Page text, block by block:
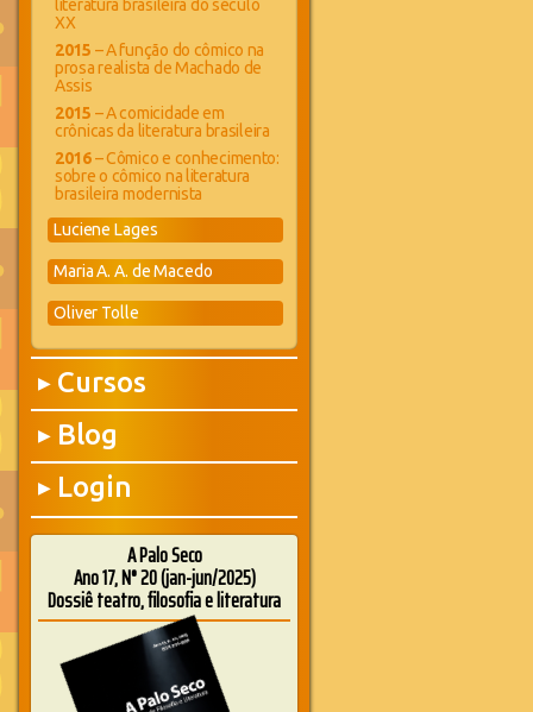
literatura brasileira do século
XX
2015 – A função do cômico na
prosa realista de Machado de
Assis
2015 – A comicidade em
crônicas da literatura brasileira
2016– Cômico e conhecimento:
sobre o cômico na literatura
brasileira modernista
Luciene Lages
Maria A. A. de Macedo
Oliver Tolle
▶ Cursos
▶ Blog
▶ Login
A Palo Seco
Ano 17, N° 20 (jan-jun/2025)
Dossiê teatro, filosofia e literatura